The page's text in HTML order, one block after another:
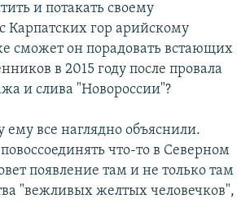
и потакать своему
Карпатских гор арийскому
сможет он порадовать встающих
в 2015 году после провала
и слива "Новороссии"?
все наглядно объяснили.
что-то в Северном
появление там и не только там
"вежливых желтых человечков",